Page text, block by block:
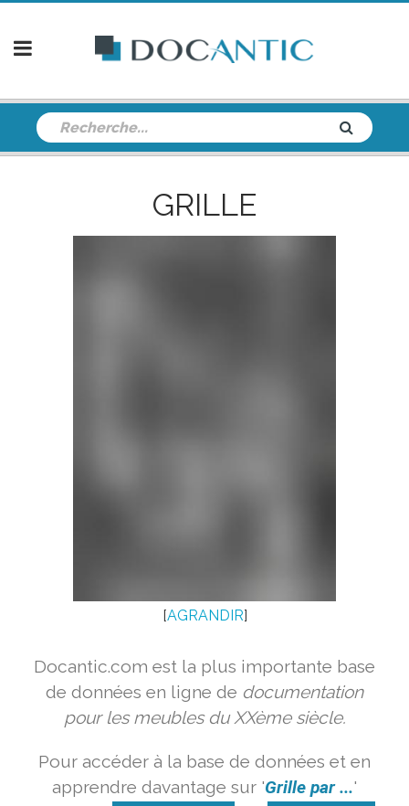
GRILLE
[AGRANDIR]
Docantic.com est la plus importante base
de données en ligne de documentation
pour les meubles du XXème siècle.
Pour accéder à la base de données et en
apprendre davantage sur 'Grille par ...'